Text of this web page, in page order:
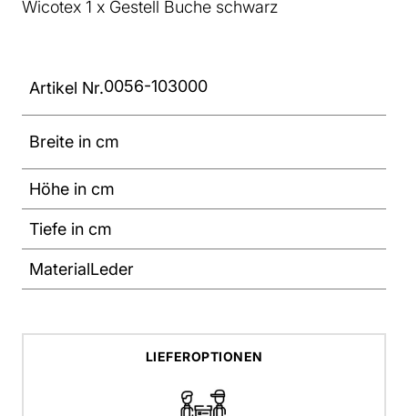
Wicotex 1 x Gestell Buche schwarz
Artikel Nr.0056-103000
Breite in cm
Höhe in cm
Tiefe in cm
MaterialLeder
LIEFEROPTIONEN